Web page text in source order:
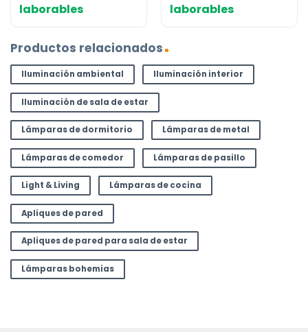
laborables
laborables
Productos relacionados
Iluminación ambiental Iluminación interior
Iluminación de sala de estar
Lámparas de dormitorio Lámparas de metal
Lámparas de comedor Lámparas de pasillo
Light & Living Lámparas de cocina
Apliques de pared
Apliques de pared para sala de estar
Lámparas bohemias